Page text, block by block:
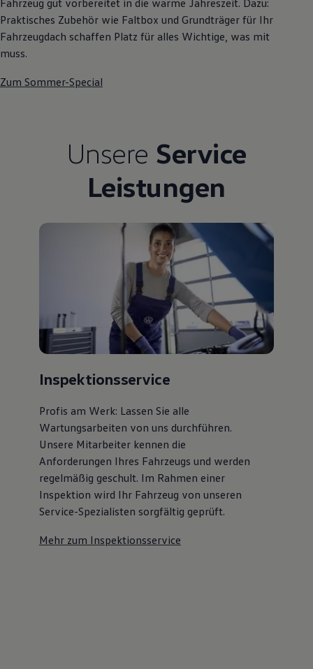
Praktisches Zubehör wie Faltbox und Grundträger für Ihr
Fahrzeugdach schaffen Platz für alles Wichtige, was mit
muss.
Zum Sommer-Special
Unsere Service
Leistungen
Inspektionsservice
Profis am Werk: Lassen Sie alle
Wartungsarbeiten von uns durchführen.
Unsere Mitarbeiter kennen die
Anforderungen Ihres Fahrzeugs und werden
regelmäßig geschult. Im Rahmen einer
Inspektion wird Ihr Fahrzeug von unseren
Service-Spezialisten sorgfältig geprüft.
Mehr zum Inspektionsservice